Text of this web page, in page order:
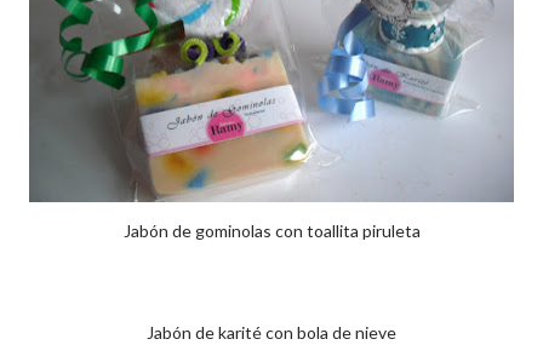
Jabón de gominolas con toallita piruleta
Jabón de karité con bola de nieve